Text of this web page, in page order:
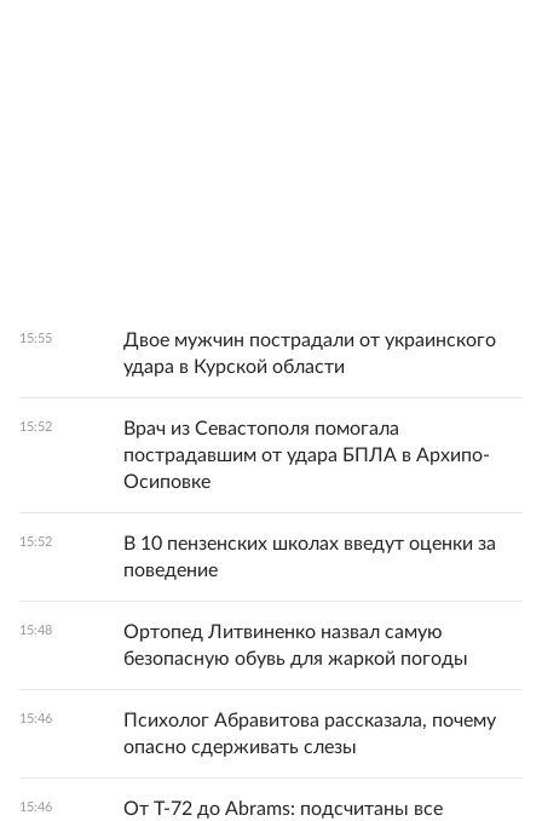
15:55
Двое мужчин пострадали от украинского
удара в Курской области
15:52
Врач из Севастополя помогала
пострадавшим от удара БПЛА в Архипо-
Осиповке
15:52
В 10 пензенских школах введут оценки за
поведение
15:48
Ортопед Литвиненко назвал самую
безопасную обувь для жаркой погоды
15:46
Психолог Абравитова рассказала, почему
опасно сдерживать слезы
15:46
От Т-72 до Abrams: подсчитаны все